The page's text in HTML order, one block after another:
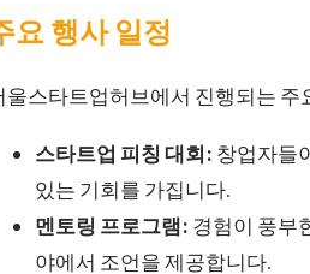
요 행사 일정
울스타트업허브에서 진행되는 주
스타트업 피칭 대회: 창업자들
있는 기회를 가집니다.
멘토링 프로그램: 경험이 풍부
야에서 조언을 제공합니다.